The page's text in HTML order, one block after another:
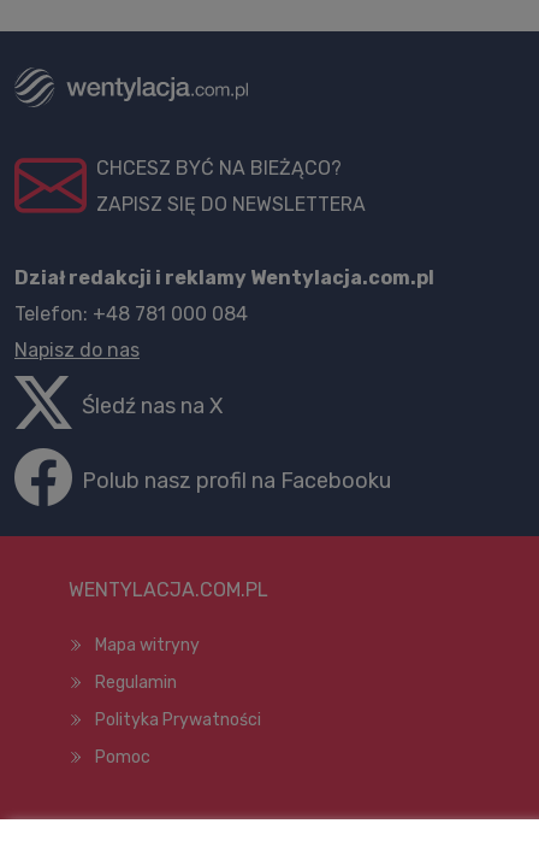
CHCESZ BYĆ NA BIEŻĄCO?
ZAPISZ SIĘ DO NEWSLETTERA
Dział redakcji i reklamy Wentylacja.com.pl
Telefon: +48 781 000 084
Napisz do nas
Śledź nas na X
Polub nasz profil na Facebooku
WENTYLACJA.COM.PL
Mapa witryny
Regulamin
Polityka Prywatności
Pomoc